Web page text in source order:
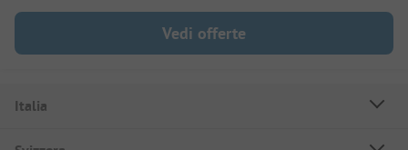
Vedi offerte
Italia